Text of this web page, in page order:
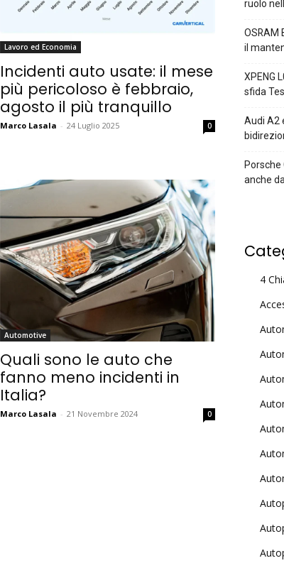
Lavoro ed Economia
Incidenti auto usate: il mese
più pericoloso è febbraio,
agosto il più tranquillo
Marco Lasala - 24 Luglio 2025 0
Automotive
Quali sono le auto che
fanno meno incidenti in
Italia?
Marco Lasala - 21 Novembre 2024 0
ruolo
OSRAM
il
XPENG
sfida
Audi A2
anche
4